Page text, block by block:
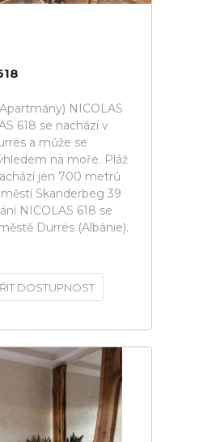
NICOLAS
618 se nachází v
a může se
na moře. Pláž
jen 700 metrů
Skanderbeg 39
NICOLAS 618 se
Durrës (Albánie).
DOSTUPNOST